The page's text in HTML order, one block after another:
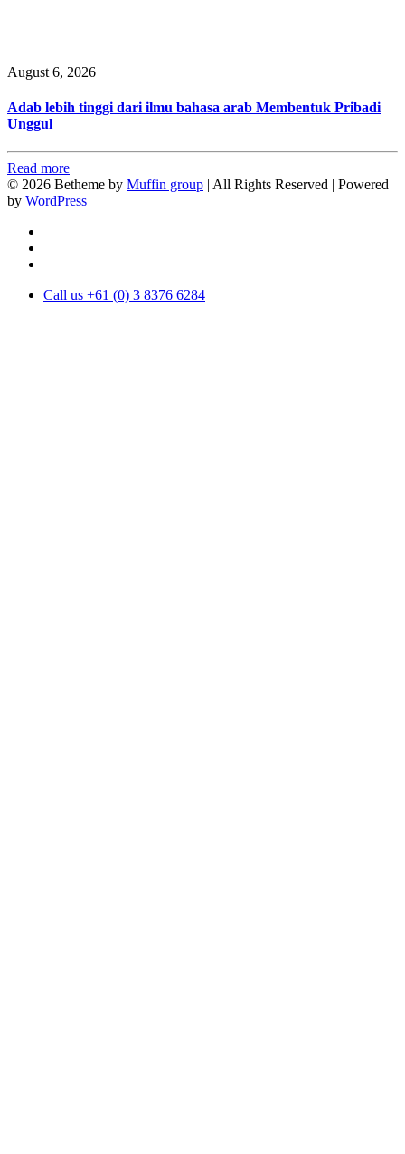
August 6, 2026
Adab lebih tinggi dari ilmu bahasa arab Membentuk Pribadi
Unggul
Read more
© 2026 Betheme by Muffin group | All Rights Reserved | Powered
by WordPress
Call us +61 (0) 3 8376 6284